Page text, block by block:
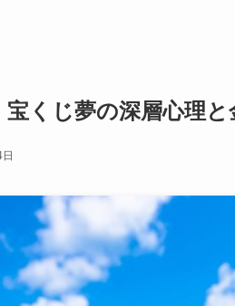
宝くじ夢の深層心理と